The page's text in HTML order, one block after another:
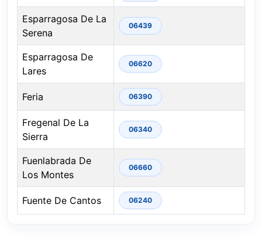
Esparragosa De La
Serena
06439
Esparragosa De
Lares
06620
Feria 06390
Fregenal De La
Sierra
06340
Fuenlabrada De
Los Montes
06660
Fuente De Cantos 06240